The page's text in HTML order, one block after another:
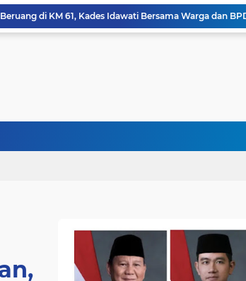
Perkenalkan Program BERBAKTI di HUT Desa